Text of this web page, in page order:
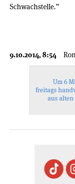
Schwachstelle.”
9.10.2014, 8:54
Um 6
freitags
aus